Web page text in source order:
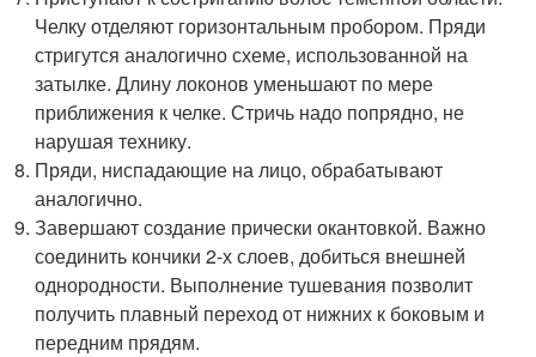
Челку отделяют горизонтальным пробором. Пряди
стригутся аналогично схеме, использованной на
затылке. Длину локонов уменьшают по мере
приближения к челке. Стричь надо попрядно, не
нарушая технику.
Пряди, ниспадающие на лицо, обрабатывают
аналогично.
Завершают создание прически окантовкой. Важно
соединить кончики 2-х слоев, добиться внешней
однородности. Выполнение тушевания позволит
получить плавный переход от нижних к боковым и
передним прядям.